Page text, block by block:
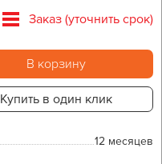
Заказ (уточнить срок)
В корзину
Купить в один клик
12 месяцев